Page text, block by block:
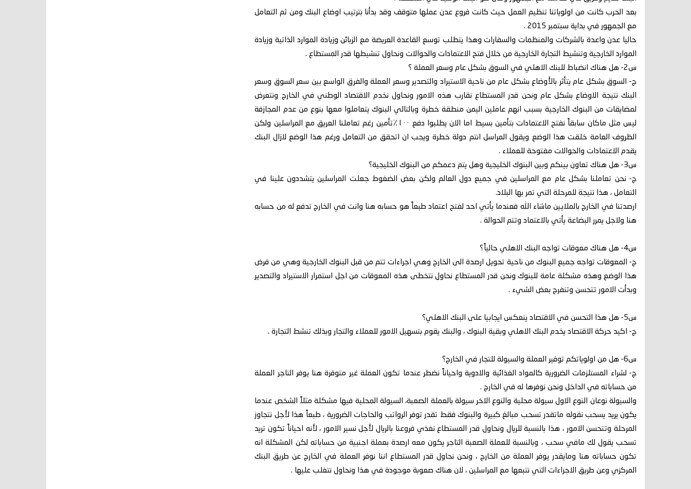
بعد الحرب كانت من اولوياتنا تنظيم العمل حيث كانت فروع عدن عملها متوقف وقد بدأنا بترتيب اوضاع البنك ومن ثم التعامل
مع الجمهور في بداية سبتمبر 2015 .
حاليا عدن واعدة بالشركات والمنظمات والسفارات وهذا يتطلب توسع القاعدة العريضة مع الزبائن وزيادة الموارد الذاتية وزيادة
الموارد الخارجية وتنشيط التجارة الخارجية من خلال فتح الاعتمادات والحوالات ونحاول تنشيطها قدر المستطاع .
س2- هل هناك انضباط للبنك الاهلي في السوق بشكل عام وسعر العملة ؟
ج- السوق بشكل عام يتأثر بالأوضاع بشكل عام من ناحية الاستيراد والتصدير وسعر العملة والفرق الواسع بين سعر السوق وسعر
البنك نتيجة الاوضاع بشكل عام ونحن قدر المستطاع نقارب هذه الامور ونحاول نخدم الاقتصاد الوطني في الخارج ونتعرض
لمضايقات من البنوك الخارجية بسبب انهم عاملين اليمن منطقة خطرة وبالتالي البنوك يتعاملوا معها بنوع من عدم المجازفة
ليس مثل ماكان سابقاً نفتح الاعتمادات بتأمين بسيط اما الان يطلبوا دفع ١٠٠٪تأمين رغم تعاملنا العريق مع المراسلين ولكن
الظروف العامة خلقت هذا الوضع ويقول المراسل انتم دولة خطرة ويجب ان اتحقق من التعامل ورغم هذا الوضع لازال البنك
يقدم الاعتمادات والحوالات مفتوحة للعملاء .
س3- هل هناك تعاون بينكم وبين البنوك الخليجية وهل يتم دعمكم من البنوك الخليجية؟
ج- نحن تعاملنا بشكل عام مع المراسلين في جميع دول العالم ولكن بعض الضغوط جعلت المراسلين يتشددون علينا في
التعامل ، هذا نتيجة للمرحلة التي تمر بها البلاد.
ارصدتنا في الخارج بالملايين ماشاء الله فعندما يأتي احد لفتح اعتماد طبعاً هو حسابه هنا وانت في الخارج تدفع له من حسابه
هنا ولاجل يمرر البضاعة يأتي بالاعتماد وتتم الحوالة .
س4- هل هناك معوقات تواجه البنك الاهلي حالياً؟
ج- المعوقات تواجه جميع البنوك من ناحية تحويل ارصدة الى الخارج وهي اجراءات تتم من قبل البنوك الخارجية وهي من فرض
هذا الوضع وهذه مشكلة عامة للبنوك ونحن قدر المستطاع نحاول نتخطى هذه المعوقات من اجل استمرار الاستيراد والتصدير
وبدأت الامور تتحسن وتنفرج بعض الشيء .
س5- هل هذا التحسن في الاقتصاد ينعكس ايجابيا على البنك الاهلي؟
ج- اكيد حركة الاقتصاد يخدم البنك الاهلي وبقية البنوك ، والبنك يقوم بتسهيل الامور للعملاء والتجار وبذلك تنشط التجارة .
س6- هل من اولوياتكم توفير العملة والسيولة للتجار في الخارج؟
ج- لشراء المستلزمات الضرورية كالمواد الغذائية والادوية واحياناً نضطر عندما تكون العملة غير متوفرة هنا يوفر التاجر العملة
من حساباته في الداخل ونحن نوفرها له في الخارج .
والسيولة نوعان النوع الاول سيولة محلية والنوع الاخر سيولة بالعملة الصعبة، السيولة المحلية فيها مشكلة مثلاً الشخص عندما
يكون يريد يسحب نقوله ماتقدر تسحب مبالغ كبيرة والبنوك فقط تقدر توفر الرواتب والحاجات الضرورية ، طبعاً هذا لأجل نتجاوز
المرحلة وتتحسن الامور ، هذا بالنسبة للريال ونحاول قدر المستطاع نغذي فروعنا بالريال لأجل نسير الامور ، لأنه احياناً تكون تريد
تسحب يقول لك مافي سحب ، وبالنسبة للعملة الصعبة التاجر يكون معه ارصدة بعملة اجنبية من حساباته لكن المشكلة انه
تكون حساباته هنا ومايقدر يوفر العملة من الخارج ، ونحن نحاول قدر المستطاع اننا نوفر العملة في الخارج عن طريق البنك
المركزي وعن طريق الاجراءات التي نتبعها مع المراسلين ، لان هناك صعوبة موجودة في هذا ونحاول نتغلب عليها .